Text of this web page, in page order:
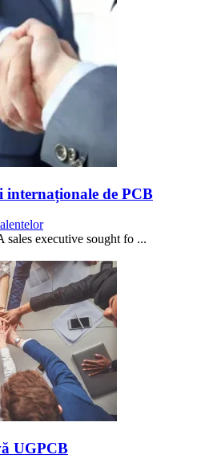
internaționale de PCB
executive sought fo ...
UGPCB